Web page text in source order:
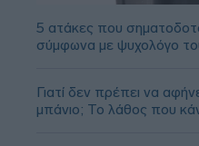
5 ατάκες που
σύμφωνα με ψυχολόγο
Γιατί δεν πρέπει να
μπάνιο; Το λάθος που